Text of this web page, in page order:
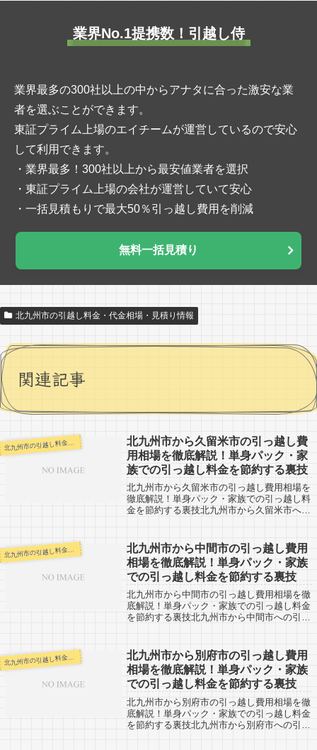
業界No.1提携数！引越し侍
業界最多の300社以上の中からアナタに合った激安な業
者を選ぶことができます。
東証プライム上場のエイチームが運営しているので安心
して利用できます。
・業界最多！300社以上から最安値業者を選択
・東証プライム上場の会社が運営していて安心
・一括見積もりで最大50％引っ越し費用を削減
無料一括見積り
北九州市の引越し料金・代金相場・見積り情報
関連記事
北九州市の引越し料金・代金相場・見積り情報
北九州市から久留米市の引っ越し費
用相場を徹底解説！単身パック・家
族での引っ越し料金を節約する裏技
北九州市から久留米市の引っ越し費用相場を
徹底解説！単身パック・家族での引っ越し料
金を節約する裏技北九州市から久留米市への
北九州市から久留米市までは約100kmと...
北九州市の引越し料金・代金相場・見積り情報
北九州市から中間市の引っ越し費用
相場を徹底解説！単身パック・家族
での引っ越し料金を節約する裏技
北九州市から中間市の引っ越し費用相場を徹
底解説！単身パック・家族での引っ越し料金
を節約する裏技北九州市から中間市への引越
市から中間市までは遠い門司区からでも１
時...
北九州市の引越し料金・代金相場・見積り情報
北九州市から別府市の引っ越し費用
相場を徹底解説！単身パック・家族
での引っ越し料金を節約する裏技
北九州市から別府市の引っ越し費用相場を徹
底解説！単身パック・家族での引っ越し料金
を節約する裏技北九州市から別府市への引越